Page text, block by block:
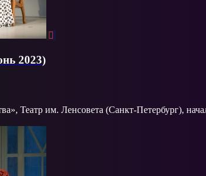
2023)
Театр им. Ленсовета (Санкт-Петербург),